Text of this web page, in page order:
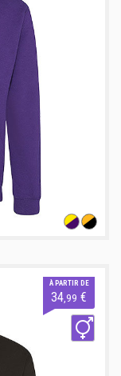
À PARTIR DE
34 ,99 €